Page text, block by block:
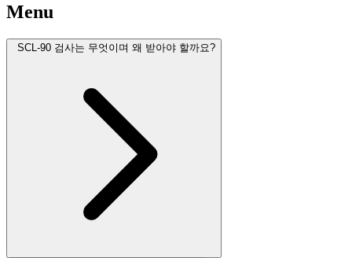
Menu
SCL-90 검사는 무엇이며 왜 받아야 할까요?